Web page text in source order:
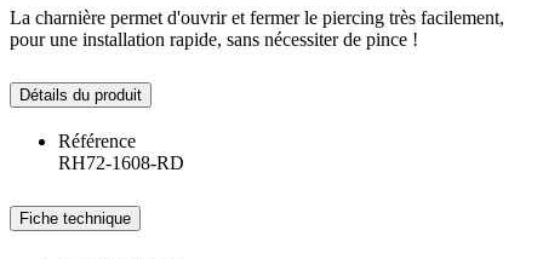
La charnière permet d'ouvrir et fermer le piercing très facilement,
pour une installation rapide, sans nécessiter de pince !
Détails du produit
Référence
RH72-1608-RD
Fiche technique